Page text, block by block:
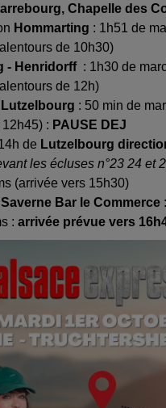
Chapelle des
Hommarting : 1h51 de
de 10h30)
- Henridorff: 1h30 de
de 12h)
: 50 min de
: PAUSE DEJ
de Lutzelbourg
les écluses n°23 24 et
(arrivée vers 15h30)
Bar le Commerce
: arrivée prévue vers